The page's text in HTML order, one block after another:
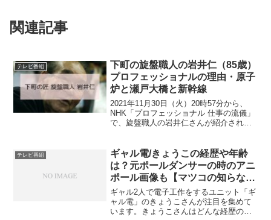
関連記事
テレビ番組
下町の旋盤職人の岩井仁（85歳）
プロフェッショナルの理由・原子
炉と瀬戸大橋と新幹線
2021年11月30日（火）20時57分から、
NHK「プロフェッショナル 仕事の流儀」
で、旋盤職人の岩井仁さんが紹介されま
すごいのでしょうか。みてみましょう。
岩井仁の...
テレビ番組
ギャル電/きょうこの経歴や年齢
は？元ポールダンサーの時のアニ
ポール画像も【マツコの知らない
世界】
ギャル2人で電子工作をするユニット「ギ
ャル電」のきょうこさんが注目を集めて
います。きょうこさんはどんな経歴の人